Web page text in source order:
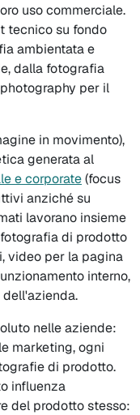
uso commerciale.
tecnico su fondo
ambientata e
dalla fotografia
per il
in movimento),
generata al
e corporate(focus
anziché su
lavorano insieme
di prodotto
video per la pagina
interno,
nelle aziende:
marketing, ogni
di prodotto.
influenza
del prodotto stesso: